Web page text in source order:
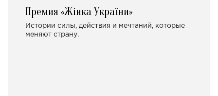
Премия «Жінка України»
Истории силы, действия и мечтаний, которые
меняют страну.